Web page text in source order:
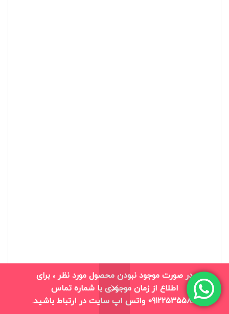
در صورت موجود نبودن محصول مورد نظر ، برای
اطلاع از زمان موجودی با شماره تماس
09122535583 واتس اپ سایت در ارتباط باشید.فروشگاه بلاگ
0
سبد خرید حساب من